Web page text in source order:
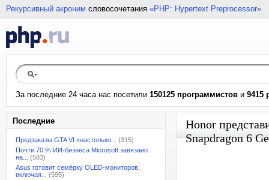
Рекурсивный акроним словосочетания «PHP: Hypertext Preprocessor»
За последние 24 часа нас посетили 150125 программистов и 9415
Последние
Предзаказы GTA VI «настолько...
(315)
Почти 70 % ИИ-бизнеса Microsoft завязано
на...
(583)
Asus готовит семёрку OLED-мониторов,
включая...
(595)
Honor
Snapdragon 6